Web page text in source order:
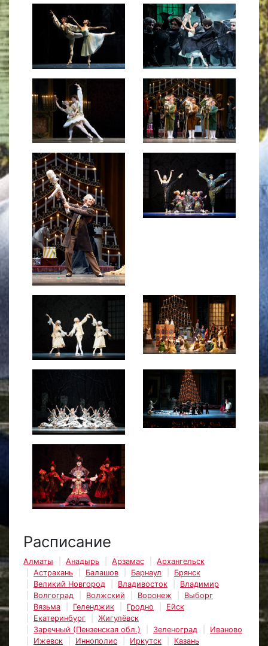
Расписание
Алматы Анадырь Арзамас
Архангельск
Астрахань
Балашов Барнаул
Брянск
Великий Новгород
Владивосток
Владимир
Волгоград
Волжский Воронеж
Выборг
Вязьма
Геленджик Гродно
Ейск
Екатеринбург
Жигулёвск
Заречный (Пензенская обл.)
Зеленоград
Иваново
Ижевск
Иннополис Иркутск
Казань